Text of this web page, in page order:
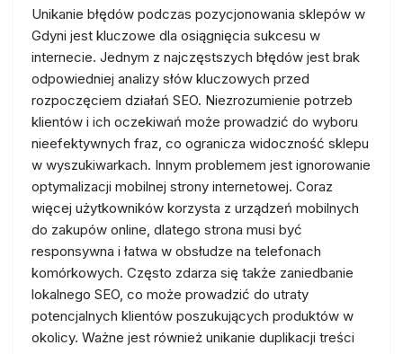
Unikanie błędów podczas pozycjonowania sklepów w
Gdyni jest kluczowe dla osiągnięcia sukcesu w
internecie. Jednym z najczęstszych błędów jest brak
odpowiedniej analizy słów kluczowych przed
rozpoczęciem działań SEO. Niezrozumienie potrzeb
klientów i ich oczekiwań może prowadzić do wyboru
nieefektywnych fraz, co ogranicza widoczność sklepu
w wyszukiwarkach. Innym problemem jest ignorowanie
optymalizacji mobilnej strony internetowej. Coraz
więcej użytkowników korzysta z urządzeń mobilnych
do zakupów online, dlatego strona musi być
responsywna i łatwa w obsłudze na telefonach
komórkowych. Często zdarza się także zaniedbanie
lokalnego SEO, co może prowadzić do utraty
potencjalnych klientów poszukujących produktów w
okolicy. Ważne jest również unikanie duplikacji treści